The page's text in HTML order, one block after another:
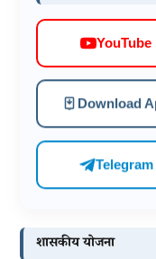
YouTube
Download
Telegram
शासकीय योजना